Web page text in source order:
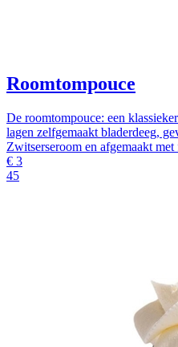
Roomtompouce
De roomtompouce: een
lagen zelfgemaakt bladerdeeg,
Zwitserseroom en afgemaakt
€ 3
45